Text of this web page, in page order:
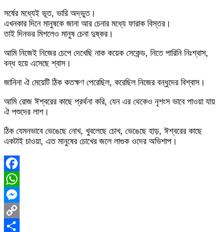
সর্ষের মধ্যেই ভূত, ভারি অদ্ভুত।
এখনকার দিনে মানুষকে জানা আর চেনার মধ্যে ফারাক বিস্তর।
তাই দিনভর মিশলেও মানুষ চেনা দুষ্কর।
আমি নিজেই নিজের চেপে দেখেছি নাক কয়েক সেকেন্ড, নিতে পারিনি নিঃশ্বাস,
বন্ধ হয়ে এসেছে শ্বাস।
জানিনা ঐ মেয়েটি ঠিক কতক্ষণ পেরেছিল, করেছিল নিজের বন্ধুদের বিশ্বাস।
আমি রোজ ঈশ্বরের কাছে প্রর্থনা করি, যেন এর থেকেও নৃশংস ভাবে পাওয়া যায়
ঐ পশুদের লাশ।
ঠিক যেমনভাবে ভেঙেছে নোখ, খুবলেছে চোখ, ভেঙেছে হাড়, ঈশ্বরের কাছে
একটাই চাওয়া, এত মানুষের চোখের জলে লাগুক ওদের অভিশাপ।
Facebook
WhatsApp
Messenger
Copy